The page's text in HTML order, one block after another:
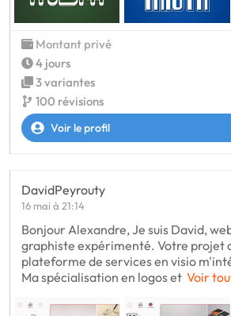
Montant privé
4 jours
3 variantes
100 révisions
Voir le profil
DavidPeyrouty
16 mai à 21:14
Bonjour Alexandre, Je suis David,
graphiste expérimenté. Votre projet
plateforme de services en visio
Ma spécialisation en logos et Voir